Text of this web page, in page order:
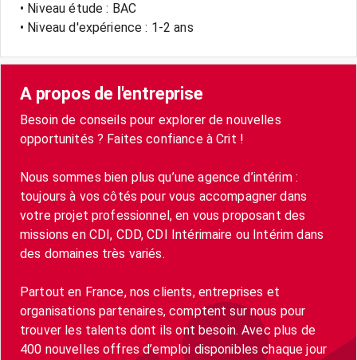
• Niveau étude : BAC
• Niveau d'expérience : 1-2 ans
A propos de l'entreprise
Besoin de conseils pour explorer de nouvelles
opportunités ? Faites confiance à Crit !
Nous sommes bien plus qu’une agence d’intérim :
toujours à vos côtés pour vous accompagner dans
votre projet professionnel, en vous proposant des
missions en CDI, CDD, CDI Intérimaire ou Intérim dans
des domaines très variés.
Partout en France, nos clients, entreprises et
organisations partenaires, comptent sur nous pour
trouver les talents dont ils ont besoin. Avec plus de
400 nouvelles offres d’emploi disponibles chaque jour